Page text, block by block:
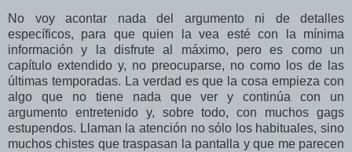
No voy acontar nada del argumento ni de detalles
específicos, para que quien la vea esté con la mínima
información y la disfrute al máximo, pero es como un
capítulo extendido y, no preocuparse, no como los de las
últimas temporadas. La verdad es que la cosa empieza con
algo que no tiene nada que ver y continúa con un
argumento entretenido y, sobre todo, con muchos gags
estupendos. Llaman la atención no sólo los habituales, sino
muchos chistes que traspasan la pantalla y que me parecen